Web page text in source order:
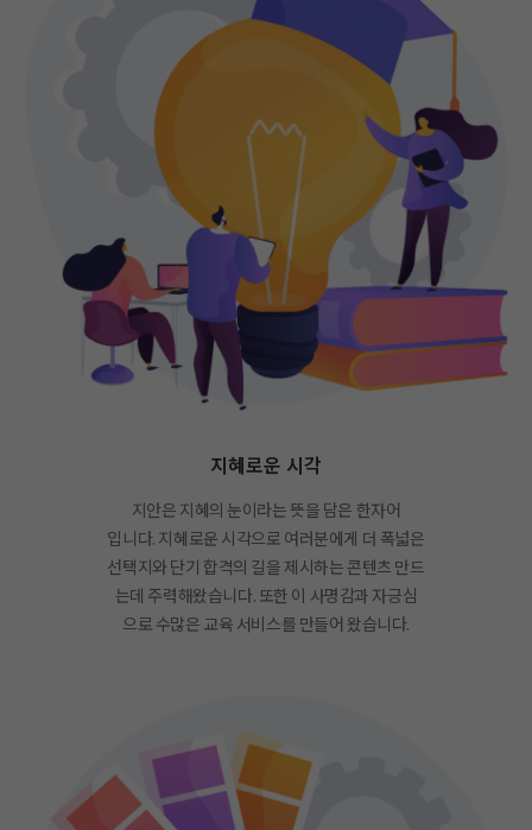
지혜로운 시각
지안은 지혜의 눈이라는 뜻을 담은 한자어
입니다. 지혜로운 시각으로 여러분에게 더 폭넓은
선택지와 단기 합격의 길을 제시하는 콘텐츠 만드
는데 주력해왔습니다. 또한 이 사명감과 자긍심
으로 수많은 교육 서비스를 만들어 왔습니다.